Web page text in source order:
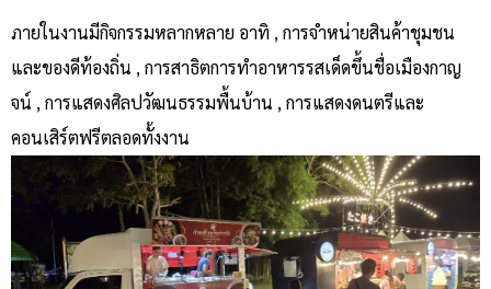
ภายในงานมีกิจกรรมหลากหลาย อาทิ , การจำหน่ายสินค้าชุมชน
และของดีท้องถิ่น , การสาธิตการทำอาหารรสเด็ดขึ้นชื่อเมืองกาญ
จน์ , การแสดงศิลปวัฒนธรรมพื้นบ้าน , การแสดงดนตรีและ
คอนเสิร์ตฟรีตลอดทั้งงาน